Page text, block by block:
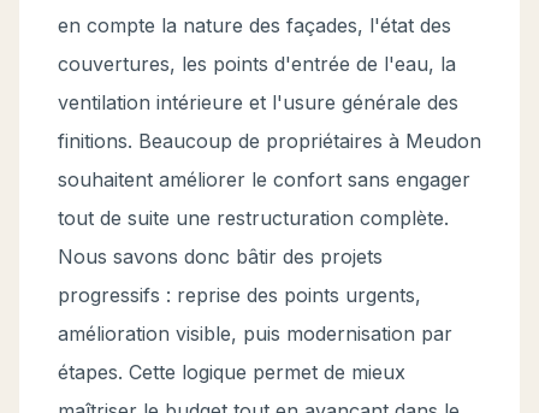
en compte la nature des façades, l'état des
couvertures, les points d'entrée de l'eau, la
ventilation intérieure et l'usure générale des
finitions. Beaucoup de propriétaires à Meudon
souhaitent améliorer le confort sans engager
tout de suite une restructuration complète.
Nous savons donc bâtir des projets
progressifs : reprise des points urgents,
amélioration visible, puis modernisation par
étapes. Cette logique permet de mieux